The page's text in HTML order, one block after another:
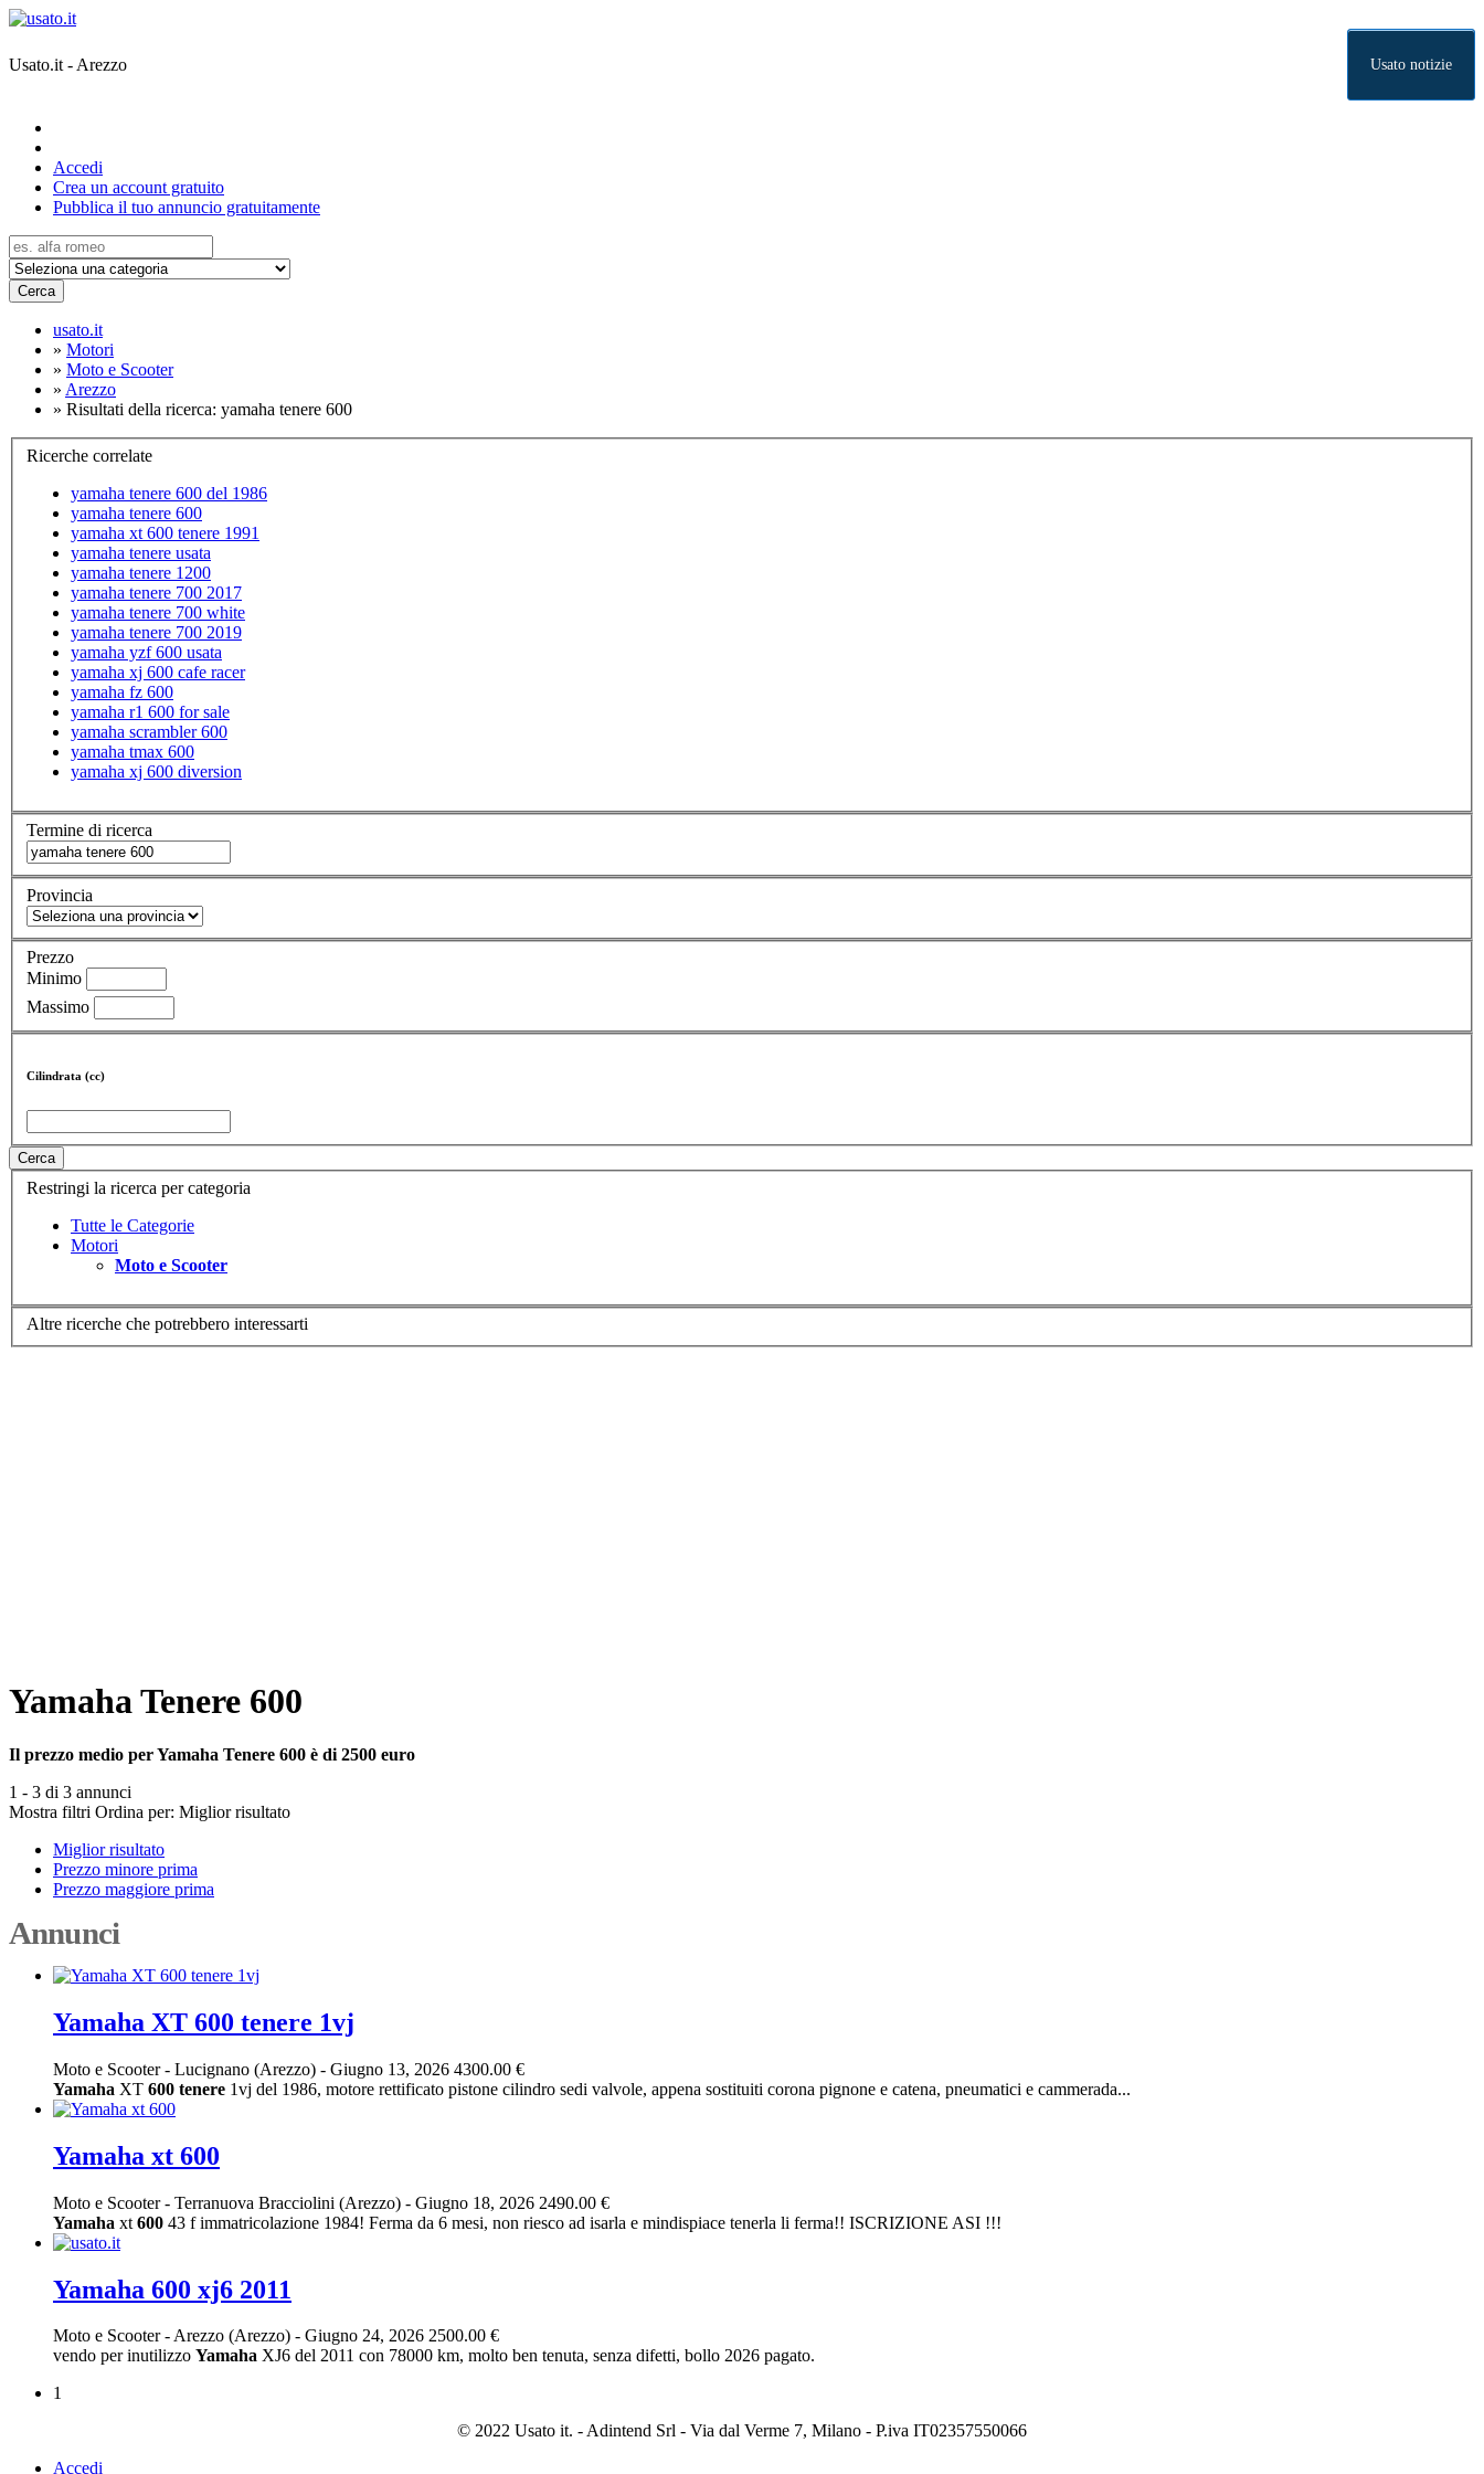
Usato.it - Arezzo Usato notizie
Accedi
Crea un account gratuito
Pubblica il tuo annuncio gratuitamente
Cerca
usato.it
» Motori
» Moto e Scooter
» Arezzo
» Risultati della ricerca: yamaha tenere 600
Ricerche correlate
yamaha tenere 600 del 1986
yamaha tenere 600
yamaha xt 600 tenere 1991
yamaha tenere usata
yamaha tenere 1200
yamaha tenere 700 2017
yamaha tenere 700 white
yamaha tenere 700 2019
yamaha yzf 600 usata
yamaha xj 600 cafe racer
yamaha fz 600
yamaha r1 600 for sale
yamaha scrambler 600
yamaha tmax 600
yamaha xj 600 diversion
Termine di ricerca
Provincia
Prezzo
Minimo
Massimo
Cilindrata (cc)
Cerca
Restringi la ricerca per categoria
Tutte le Categorie
Motori
Moto e Scooter
Altre ricerche che potrebbero interessarti
Yamaha Tenere 600
Il prezzo medio per Yamaha Tenere 600 è di 2500 euro
1 - 3 di 3 annunci
Mostra filtri Ordina per: Miglior risultato
Miglior risultato
Prezzo minore prima
Prezzo maggiore prima
Annunci
Yamaha XT 600 tenere 1vj
Moto e Scooter- Lucignano (Arezzo) - Giugno 13, 2026 4300.00 €
Yamaha XT 600 tenere 1vj del 1986, motore rettificato pistone cilindro sedi valvole, appena sostituiti corona pignone e catena, pneumatici e cammerada...
Yamaha xt 600
Moto e Scooter- Terranuova Bracciolini (Arezzo) - Giugno 18, 2026 2490.00 €
Yamaha xt 600 43 f immatricolazione 1984! Ferma da 6 mesi, non riesco ad isarla e mindispiace tenerla li ferma!! ISCRIZIONE ASI !!!
Yamaha 600 xj6 2011
Moto e Scooter-Arezzo (Arezzo) - Giugno 24, 2026 2500.00 €
vendo per inutilizzo Yamaha XJ6 del 2011 con 78000 km, molto ben tenuta, senza difetti, bollo 2026 pagato.
1
© 2022 Usato it. - Adintend Srl - Via dal Verme 7, Milano - P.iva IT02357550066
Accedi